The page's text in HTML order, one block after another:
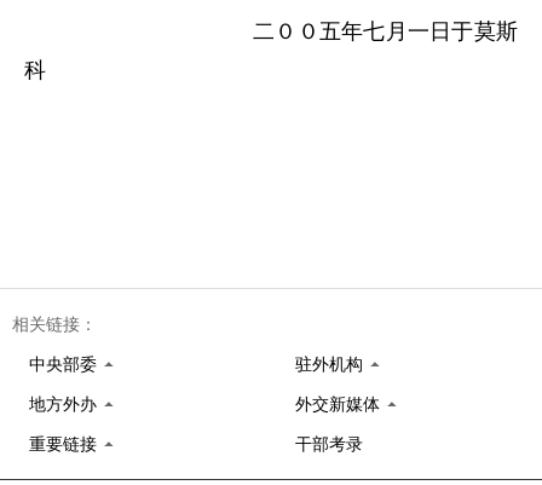
二００五年七月一日于莫斯
科
相关链接：
中央部委 驻外机构
地方外办 外交新媒体
重要链接 干部考录